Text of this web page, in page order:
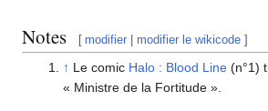
Notes [ modifier |modifier le wikicode ]
↑ Le comic Halo : Blood Line(n°1)
« Ministre de la Fortitude ».